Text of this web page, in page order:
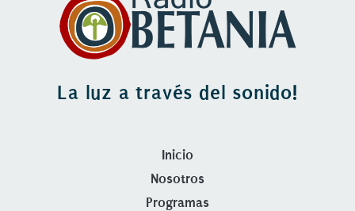
La luz a través del sonido!
Inicio
Nosotros
Programas